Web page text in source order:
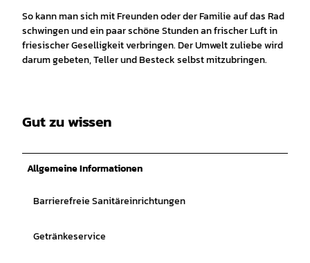
So kann man sich mit Freunden oder der Familie auf das Rad
schwingen und ein paar schöne Stunden an frischer Luft in
friesischer Geselligkeit verbringen. Der Umwelt zuliebe wird
darum gebeten, Teller und Besteck selbst mitzubringen.
Gut zu wissen
Allgemeine Informationen
Barrierefreie Sanitäreinrichtungen
Getränkeservice